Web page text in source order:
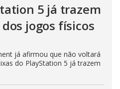
5 já trazem
jogos físicos
já afirmou que não voltará
do PlayStation 5 já trazem